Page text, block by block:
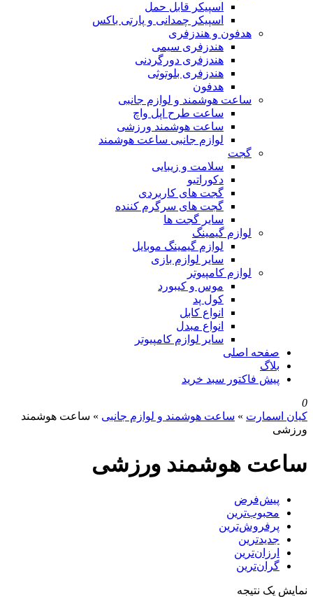
اسپیکر قابل حمل
اسپیکر چمدانی و پارتی باکس
هدفون و هندزفری
هندزفری سیمی
هندزفری دورگردنی
هندزفری بلوتوثی
هدفون
ساعت هوشمند و لوازم جانبی
ساعت طرح اپل واچ
ساعت هوشمند ورزشی
لوازم جانبی ساعت هوشمند
گجت
سلامت و زیبایی
دکوراتیو
گجت های کاربردی
گجت های سرگرم کننده
سایر گجت ها
لوازم گیمینگ
لوازم گیمینگ موبایل
سایر لوازم بازی
لوازم کامپیوتر
موس و کیبورد
کول پد
انواع کابل
انواع مبدل
سایر لوازم کامپیوتر
صفحه اصلی
بلاگ
پیش فاکتور سبد خرید
0
کیان اسمارت » ساعت هوشمند و لوازم جانبی » ساعت هوشمند
ورزشی
ساعت هوشمند ورزشی
پیش‌فرض
محبوب‌ترین
پرفروش‌ترین
جدیدترین
ارزان‌ترین
گران‌ترین
نمایش یک نتیجه